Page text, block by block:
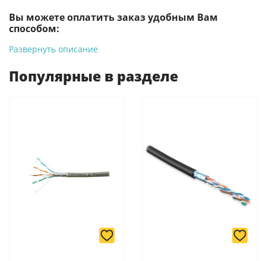
Вы можете оплатить заказ удобным Вам
способом:
-Банковской картой на сайте ProffЭлектро. Данный вид
Подробнее о способах оплаты можно узнать здесь - "Оплата"
Развернуть описание
Популярные в разделе